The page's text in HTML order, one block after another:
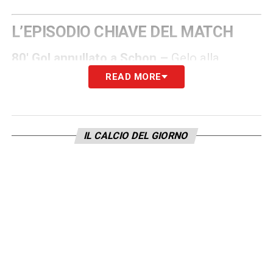
L’EPISODIO CHIAVE DEL MATCH
80′ Gol annullato a Schon – Gelo alla
Puskas Arena: l’arbitro Cakir non convalida il
irregolare al momento della ricezione della
palla. Da sottolineare, comunque, la
READ MORE
IL CALCIO DEL GIORNO